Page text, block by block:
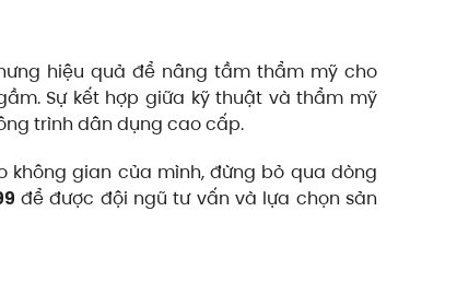
hiệu quả để nâng tầm thẩm mỹ cho
Sự kết hợp giữa kỹ thuật và thẩm mỹ
trình dân dụng cao cấp.
gian của mình, đừng bỏ qua dòng
để được đội ngũ tư vấn và lựa chọn sản